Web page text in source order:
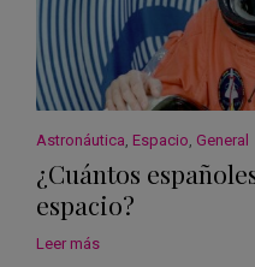
Astronáutica, Espacio, General
¿Cuántos
espacio?
Leer más